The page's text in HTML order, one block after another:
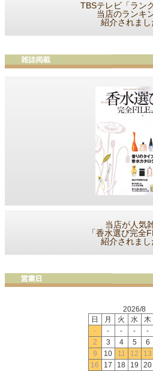
TBSテレビ「ラン
当店のランキ
紹介されまし
当店が人気
「香水選び完全
紹介されまし
2026/8
日
月 火 水 木
-
- - - -
2
3 4 5 6
9
10 11 12 13
16
17 18 19 20